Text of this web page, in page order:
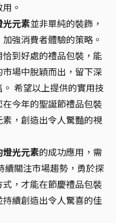
。
光元素並非單純的裝飾，
強消費者體驗的策略。
到好處的禮品包裝，能
場中脫穎而出，留下深
希望以上提供的實用技
今年的聖誕節禮品包裝
，創造出令人驚豔的視
燈光元素的成功應用，需
續關注市場趨勢，勇於探
，才能在節慶禮品包裝
續創造出令人驚喜的佳